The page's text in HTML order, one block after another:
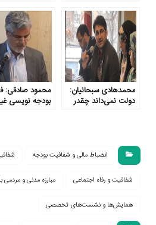
کلان نظام است
محمدهادی سبحانیان:
دولت نمی‌داند چقدر
محمود صادقی:
بودجه نویسی
انضباط مالى و شفافيت بودجه
شفافیت و رفاه اجتماعی مبارزه مدنی و مردمی
همایش‌ها و نشست‌های تخصصی